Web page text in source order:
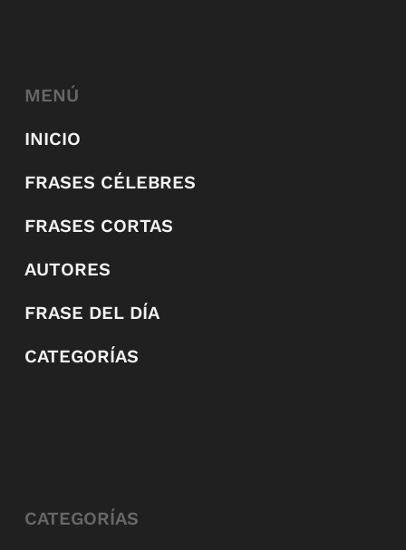
MENÚ
INICIO
FRASES CÉLEBRES
FRASES CORTAS
AUTORES
FRASE DEL DÍA
CATEGORÍAS
CATEGORÍAS